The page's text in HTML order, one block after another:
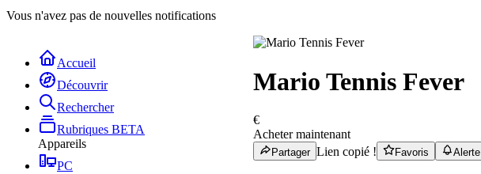
Vous n'avez pas de nouvelles notifications
Accueil
Découvrir
Rechercher
Rubriques BETA
Appareils
PC
Mario Tennis Fever
€
Acheter maintenant
Partager Lien copié ! Favoris Alerte